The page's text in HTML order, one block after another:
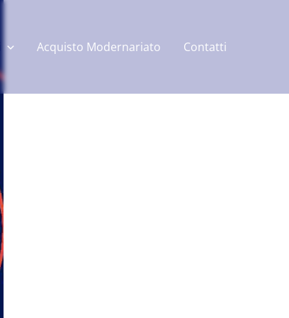
Acquisto Modernariato Contatti